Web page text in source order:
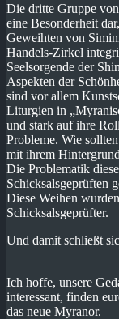
Die dritte Gruppe
eine Besonderheit
Geweihten von
Handels-Zirkel
Seelsorgende der
Aspekten der
sind vor allem
Liturgien in
und stark auf ihre
Probleme. Wie
mit ihrem
Die Problematik
Schicksalsgeprüften
Diese Weihen
Schicksalsgeprüfter.
Und damit schließt
Ich hoffe, unsere
interessant, finden
das neue Myranor.